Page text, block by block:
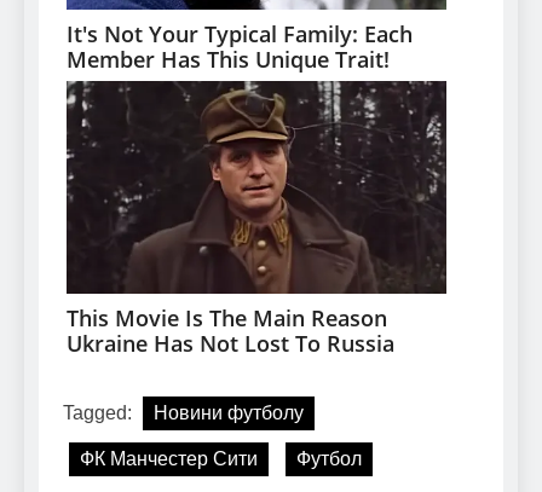
Tagged: Новини футболу
ФК Манчестер Сити Футбол